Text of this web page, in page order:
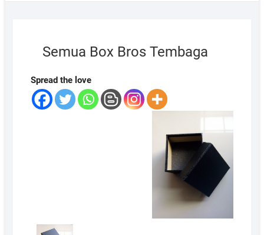
Semua Box Bros Tembaga
Spread the love